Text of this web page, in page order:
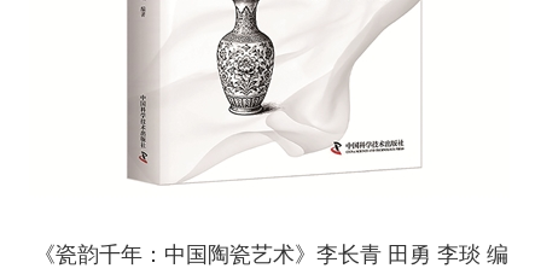
《瓷韵千年：中国陶瓷艺术》李长青 田勇 李琰 编